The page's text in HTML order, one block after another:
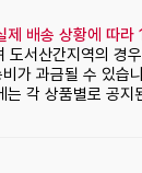
배송 상황에 따
서산간지역의 경
가 과금될 수 있습
각 상품별로 공지